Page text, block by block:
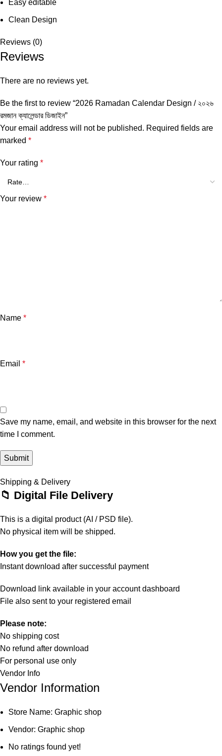
Easy editable
Clean Design
Reviews (0)
Reviews
There are no reviews yet.
Be the first to review “2026 Ramadan Calendar Design / ২০২৬
রমজান ক্যালেন্ডার ডিজাইন”
Your email address will not be published. Required fields are
marked *
Your rating *
Your review *
Name *
Email *
Save my name, email, and website in this browser for the next
time I comment.
Shipping & Delivery
📁 Digital File Delivery
This is a digital product (AI / PSD file).
No physical item will be shipped.
How you get the file:
Instant download after successful payment
Download link available in your account dashboard
File also sent to your registered email
Please note:
No shipping cost
No refund after download
For personal use only
Vendor Info
Vendor Information
Store Name: Graphic shop
Vendor: Graphic shop
No ratings found yet!